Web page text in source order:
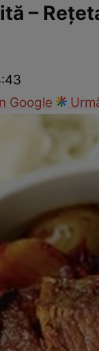
–
Google